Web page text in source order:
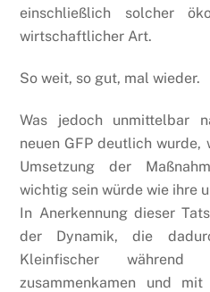
einschließlich solcher
wirtschaftlicher Art.
So weit, so gut, mal wieder.
Was jedoch unmittelbar
neuen GFP deutlich
Umsetzung der
wichtig sein würde wie ihre
In Anerkennung dieser
der Dynamik, die
Kleinfischer während
zusammenkamen und